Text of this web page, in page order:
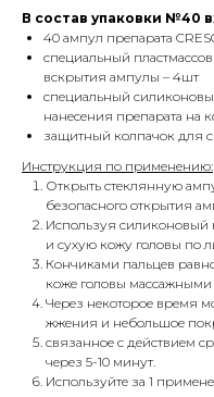
В состав упаковки №40
40 ампул препарата
специальный
вскрытия ампулы – 4шт
специальный
нанесения препарата на
защитный колпачок для
Инструкция по применению:
Открыть стеклянную
безопасного открытия
Используя силиконовый
и сухую кожу головы по
Кончиками пальцев
коже головы
Через некоторое время
жжения и небольшое
связанное с действием
через 5-10 минут.
Используйте за 1